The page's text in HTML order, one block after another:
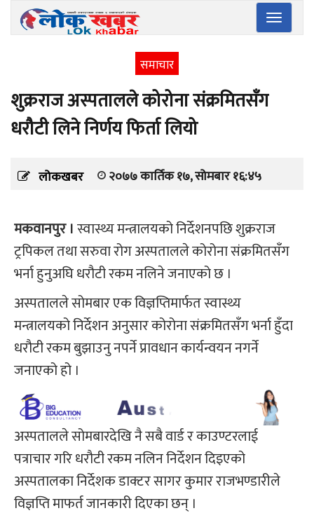
Toggle
समाचार
शुक्रराज अस्पतालले कोरोना संक्रमितसँग
धरौटी लिने निर्णय फिर्ता लियो
लोकखबर २०७७ कार्तिक १७, सोमबार १६:४५
मकवानपुर ।स्वास्थ्य मन्त्रालयको निर्देशनपछि शुक्रराज
ट्रपिकल तथा सरुवा रोग अस्पतालले कोरोना संक्रमितसँग
भर्ना हुनुअघि धरौटी रकम नलिने जनाएको छ ।
अस्पतालले सोमबार एक विज्ञप्तिमार्फत स्वास्थ्य
मन्त्रालयको निर्देशन अनुसार कोरोना संक्रमितसँग भर्ना हुँदा
धरौटी रकम बुझाउनु नपर्ने प्रावधान कार्यन्वयन नगर्ने
जनाएको हो ।
अस्पतालले सोमबारदेखि नै सबै वार्ड र काउण्टरलाई
पत्राचार गरि धरौटी रकम नलिन निर्देशन दिइएको
अस्पतालका निर्देशक डाक्टर सागर कुमार राजभण्डारीले
विज्ञप्ति माफर्त जानकारी दिएका छन् ।